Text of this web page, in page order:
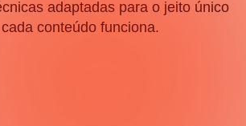
adaptadas para o jeito único
conteúdo funciona.